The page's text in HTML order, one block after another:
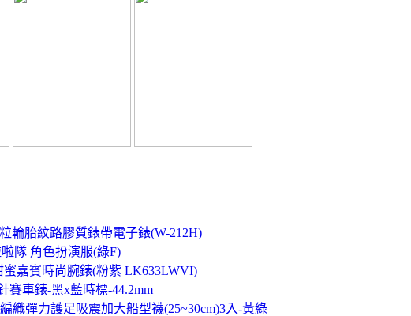
輪胎紋路膠質錶帶電子錶(W-212H)
隊 角色扮演服(綠F)
嘉賓時尚腕錶(粉紫 LK633LWVI)
賽車錶-黑x藍時標-44.2mm
織彈力護足吸震加大船型襪(25~30cm)3入-黃綠